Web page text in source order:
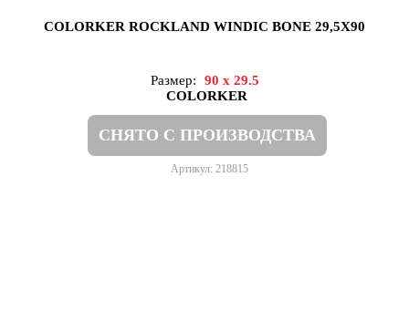
COLORKER ROCKLAND WINDIC BONE 29,5X90
Размер:
90 x 29.5
COLORKER
СНЯТО С ПРОИЗВОДСТВА
Артикул: 218815